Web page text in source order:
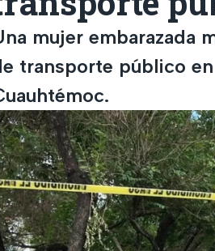
mujer embarazada
transporte público